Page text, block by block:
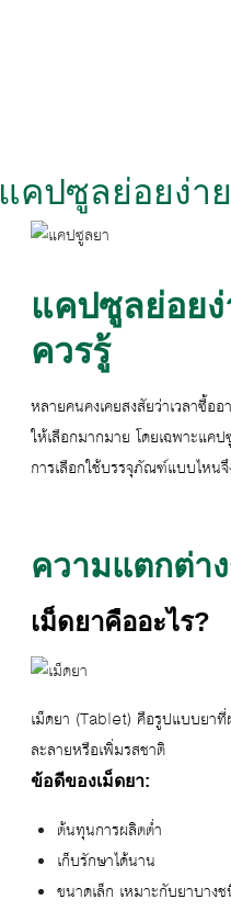
แคปซูลย่อยง่า
แคปซูลย่อย
ควรรู้
หลายคนคงเคยสงสัยว่าเวลาซื้
ให้เลือกมากมาย โดยเฉพาะแค
การเลือกใช้บรรจุภัณฑ์แบบไหน
ความแตกต่า
เม็ดยาคืออะไร?
เม็ดยา (Tablet) คือรูปแบบยาที่
ละลายหรือเพิ่มรสชาติ
ข้อดีของเม็ดยา:
ต้นทุนการผลิตต่ำ
เก็บรักษาได้นาน
ขนาดเล็ก เหมาะกับยาบา